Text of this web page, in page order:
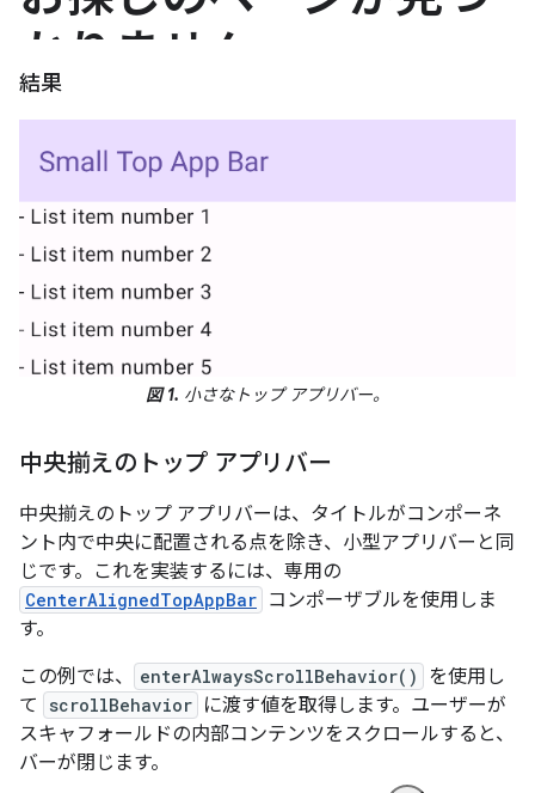
結果
図 1. 小さなトップ アプリバー。
中央揃えのトップ アプリバー
中央揃えのトップ アプリバーは、タイトルがコンポーネ
ント内で中央に配置される点を除き、小型アプリバーと同
じです。これを実装するには、専用の
CenterAlignedTopAppBar コンポーザブルを使用しま
す。
この例では、
enterAlwaysScrollBehavior()
を使用し
て
scrollBehavior に渡す値を取得します。ユーザーが
スキャフォールドの内部コンテンツをスクロールすると、
バーが閉じます。